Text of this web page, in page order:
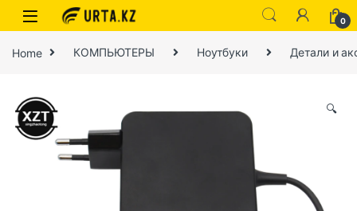
0
Home КОМПЬЮТЕРЫ Ноутбуки Детали и
🔍